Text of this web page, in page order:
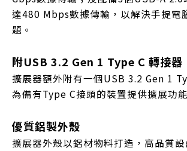
達480 Mbps數據傳輸，以解決手提電
題。
附USB 3.2 Gen 1 Type C 轉接器
擴展器額外附有一個USB 3.2 Gen 1
為備有Type C接頭的裝置提供擴展功能
優質鋁製外殼
擴展器外殼以鋁材物料打造，高品質